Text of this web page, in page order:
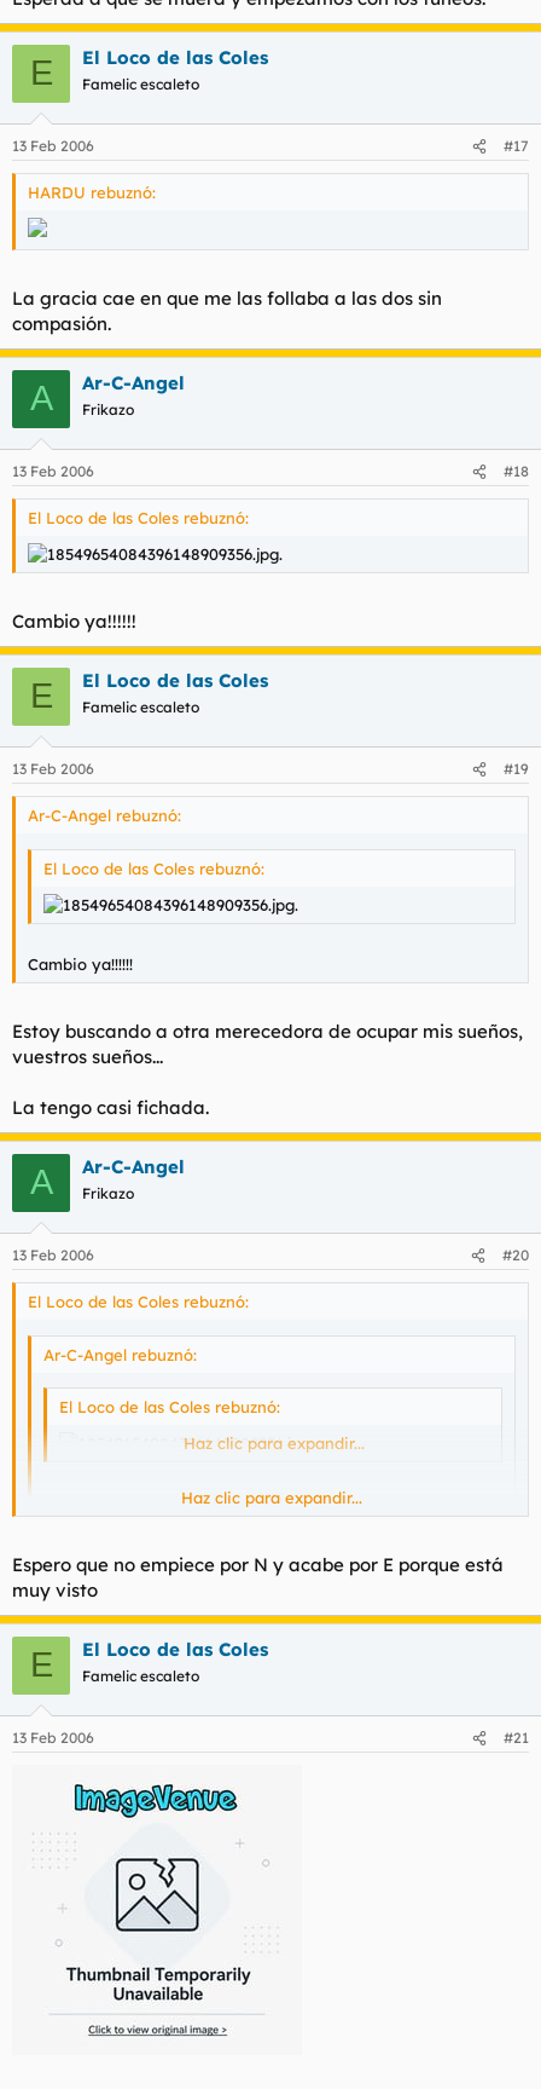
E El Loco de las Coles
Famelic escaleto
13 Feb 2006 #17
HARDU rebuznó:
La gracia cae en que me las follaba a las dos sin
compasión.
A Ar-C-Angel
Frikazo
13 Feb 2006 #18
El Loco de las Coles rebuznó:
.
Cambio ya!!!!!!
E El Loco de las Coles
Famelic escaleto
13 Feb 2006 #19
Ar-C-Angel rebuznó:
El Loco de las Coles rebuznó:
.
Cambio ya!!!!!!
Estoy buscando a otra merecedora de ocupar mis sueños,
vuestros sueños...
La tengo casi fichada.
A Ar-C-Angel
Frikazo
13 Feb 2006 #20
El Loco de las Coles rebuznó:
Ar-C-Angel rebuznó:
El Loco de las Coles rebuznó:
.
Haz clic para expandir...
Haz clic para expandir...
Estoy buscando a otra merecedora de ocupar mis sueños,
vuestros sueños...
La tengo casi fichada.
Haz clic para expandir...
Espero que no empiece por N y acabe por E porque está
muy visto
E El Loco de las Coles
Famelic escaleto
13 Feb 2006 #21